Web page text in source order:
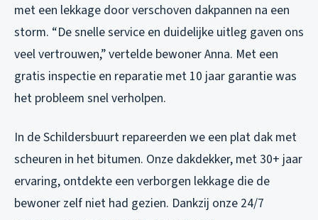
met een lekkage door verschoven dakpannen na een
storm. “De snelle service en duidelijke uitleg gaven ons
veel vertrouwen,” vertelde bewoner Anna. Met een
gratis inspectie en reparatie met 10 jaar garantie was
het probleem snel verholpen.
In de Schildersbuurt repareerden we een plat dak met
scheuren in het bitumen. Onze dakdekker, met 30+ jaar
ervaring, ontdekte een verborgen lekkage die de
bewoner zelf niet had gezien. Dankzij onze 24/7